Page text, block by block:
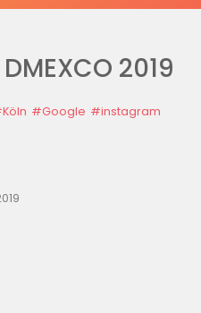
2019
#Google #instagram